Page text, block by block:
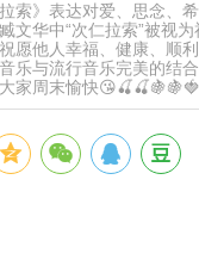
拉索》表达对爱、思念、
文华中“次仁拉索”被视为
愿他人幸福、健康、顺
乐与流行音乐完美的结
家周末愉快